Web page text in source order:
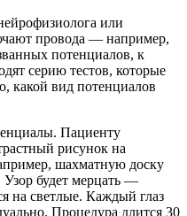
или
провода — например,
потенциалов, к
серию тестов, которые
какой вид потенциалов
Пациенту
рисунок на
шахматную доску
будет мерцать —
на светлые. Каждый глаз
Процедура длится 30